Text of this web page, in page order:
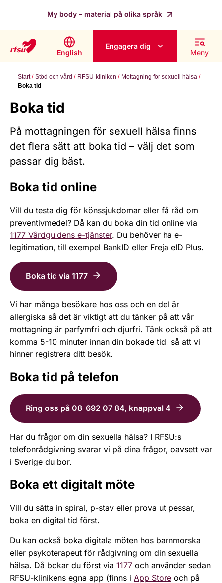
My body – material på olika språk
English
Engagera dig
Meny
Start Stöd och vård RFSU-kliniken
Mottagning för sexuell hälsa
Boka tid
Boka tid
På mottagningen för sexuell hälsa finns
det flera sätt att boka tid – välj det som
passar dig bäst.
Boka tid online
Vill du testa dig för könssjukdomar eller få råd om
preventivmedel? Då kan du boka din tid online via
1177 Vårdguidens e-tjänster. Du behöver ha e-
legitimation, till exempel BankID eller Freja eID Plus.
Boka tid via 1177
Vi har många besökare hos oss och en del är
allergiska så det är viktigt att du tänker på att vår
mottagning är parfymfri och djurfri. Tänk också på att
komma 5-10 minuter innan din bokade tid, så att vi
hinner registrera ditt besök.
Boka tid på telefon
Ring oss på 08-692 07 84, knappval 4
Har du frågor om din sexuella hälsa? I RFSU:s
telefonrådgivning svarar vi på dina frågor, oavsett var
i Sverige du bor.
Boka ett digitalt möte
Vill du sätta in spiral, p-stav eller prova ut pessar,
boka en digital tid först.
Du kan också boka digitala möten hos barnmorska
eller psykoterapeut för rådgivning om din sexuella
hälsa. Då bokar du först via 1177 och använder sedan
RFSU-klinikens egna app (finns i App Store och på